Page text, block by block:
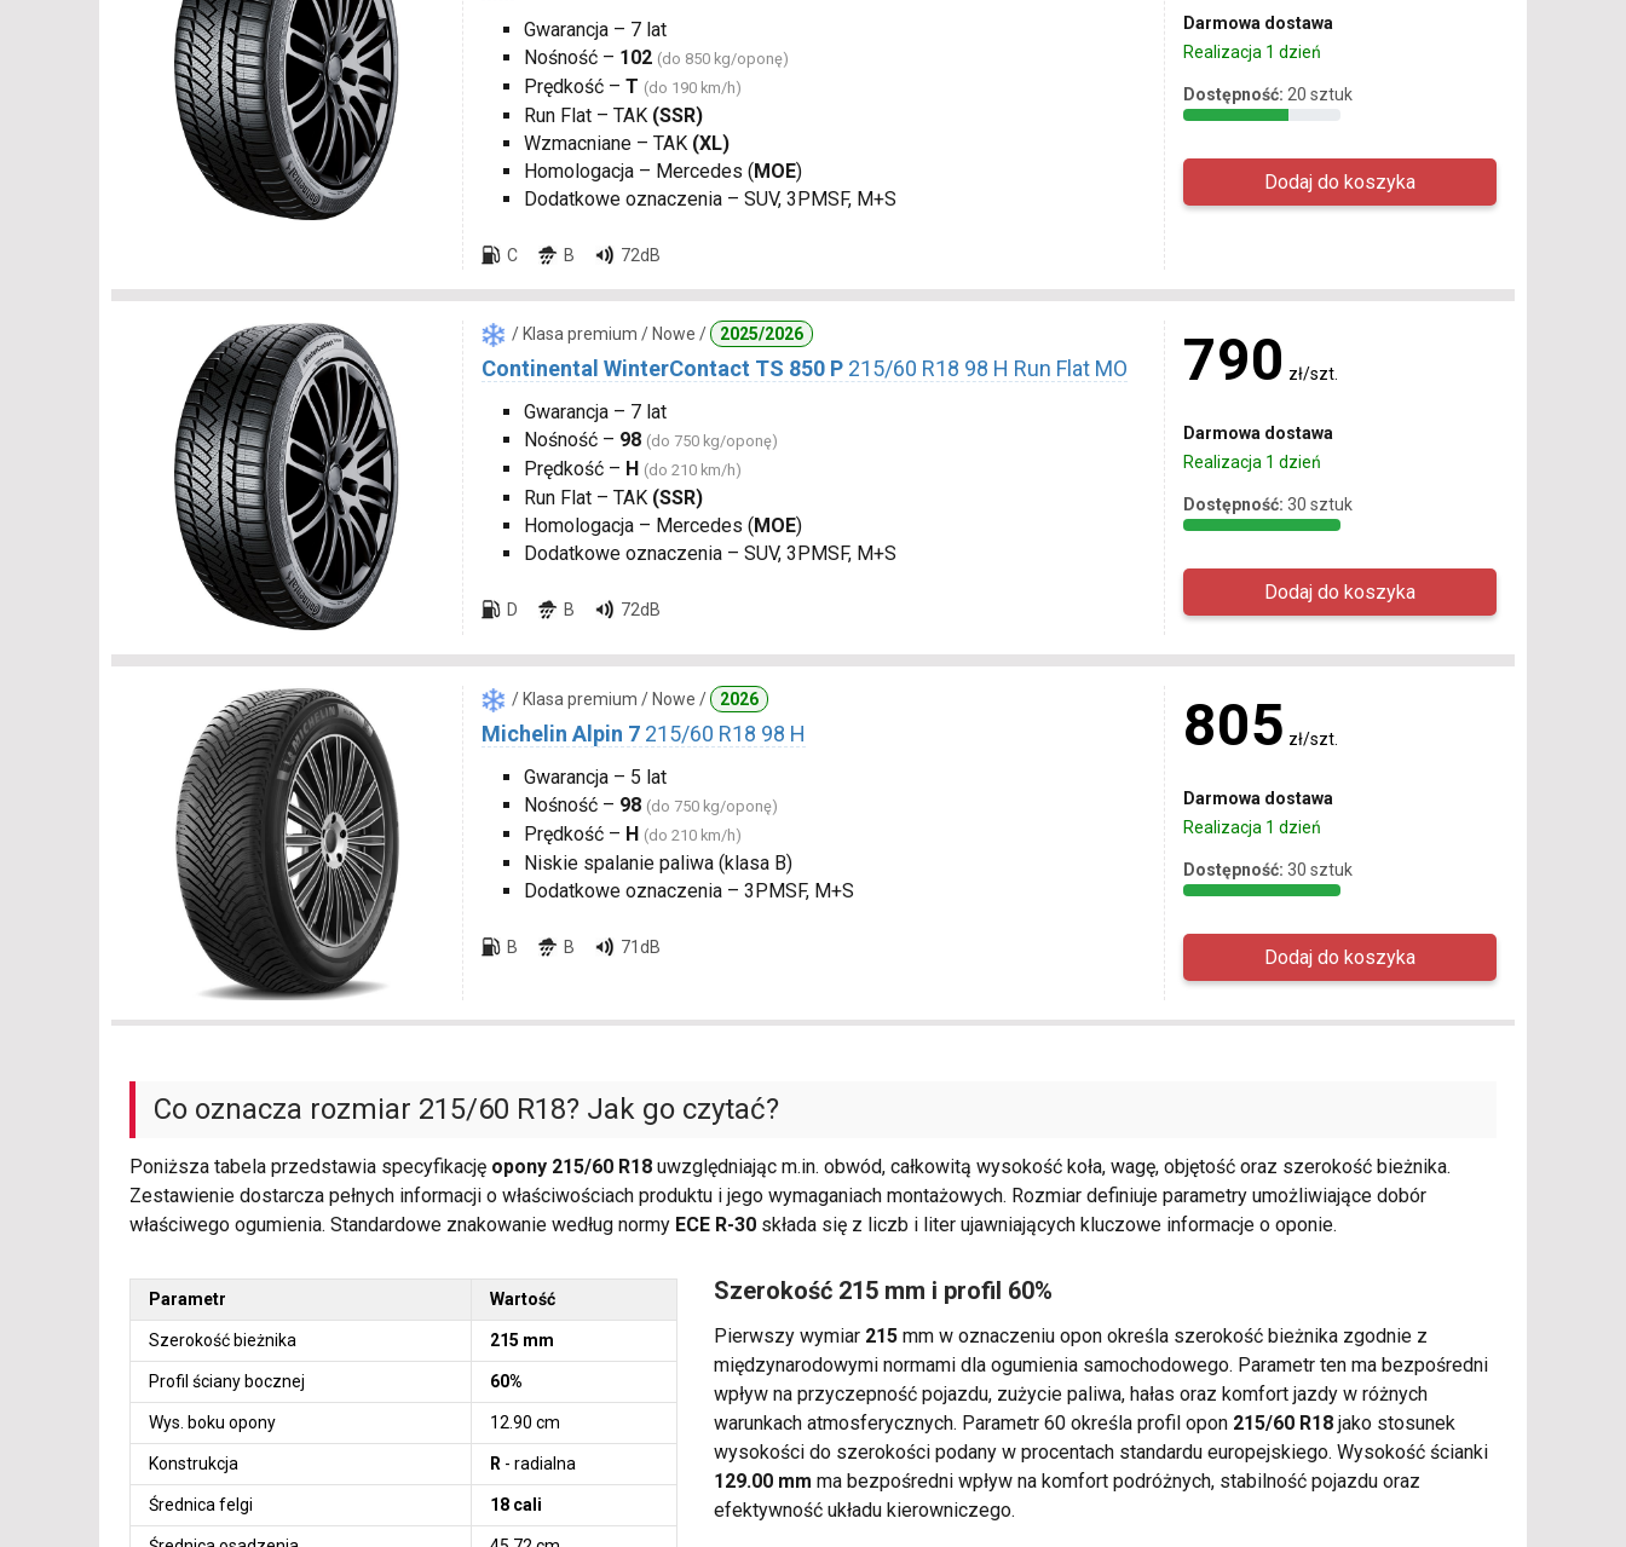
Gwarancja – 7 lat
Nośność – 102 (do 850 kg/oponę)
Prędkość – T (do 190 km/h)
Run Flat – TAK (SSR)
Wzmacniane – TAK (XL)
Homologacja – Mercedes (MOE)
Dodatkowe oznaczenia – SUV, 3PMSF, M+S
C B 72dB
Darmowa dostawa
Realizacja 1 dzień
Dostępność: 20 sztuk
/ Klasa premium / Nowe / 2025/2026
Continental WinterContact TS 850 P 215/60 R18 98 H Run Flat MO
Gwarancja – 7 lat
Nośność – 98 (do 750 kg/oponę)
Prędkość – H (do 210 km/h)
Run Flat – TAK (SSR)
Homologacja – Mercedes (MOE)
Dodatkowe oznaczenia – SUV, 3PMSF, M+S
D B 72dB
790 zł/szt.
Darmowa dostawa
Realizacja 1 dzień
Dostępność: 30 sztuk
/ Klasa premium / Nowe / 2026
Michelin Alpin 7 215/60 R18 98 H
Gwarancja – 5 lat
Nośność – 98 (do 750 kg/oponę)
Prędkość – H (do 210 km/h)
Niskie spalanie paliwa (klasa B)
Dodatkowe oznaczenia – 3PMSF, M+S
B B 71dB
805 zł/szt.
Darmowa dostawa
Realizacja 1 dzień
Dostępność: 30 sztuk
Co oznacza rozmiar 215/60 R18? Jak go czytać?
Poniższa tabela przedstawia specyfikację opony 215/60 R18 uwzględniając m.in. obwód, całkowitą wysokość koła, wagę, objętość oraz szerokość bieżnika.
Zestawienie dostarcza pełnych informacji o właściwościach produktu i jego wymaganiach montażowych. Rozmiar definiuje parametry umożliwiające dobór
właściwego ogumienia. Standardowe znakowanie według normy ECE R-30 składa się z liczb i liter ujawniających kluczowe informacje o oponie.
Parametr Wartość
Szerokość bieżnika 215 mm
Profil ściany bocznej 60%
Wys. boku opony 12.90 cm
Konstrukcja R - radialna
Średnica felgi 18 cali
Szerokość 215 mm i profil 60%
Pierwszy wymiar 215 mm w oznaczeniu opon określa szerokość bieżnika zgodnie z
międzynarodowymi normami dla ogumienia samochodowego. Parametr ten ma bezpośredni
wpływ na przyczepność pojazdu, zużycie paliwa, hałas oraz komfort jazdy w różnych
warunkach atmosferycznych. Parametr 60 określa profil opon 215/60 R18 jako stosunek
wysokości do szerokości podany w procentach standardu europejskiego. Wysokość ścianki
129.00 mm ma bezpośredni wpływ na komfort podróżnych, stabilność pojazdu oraz
efektywność układu kierowniczego.